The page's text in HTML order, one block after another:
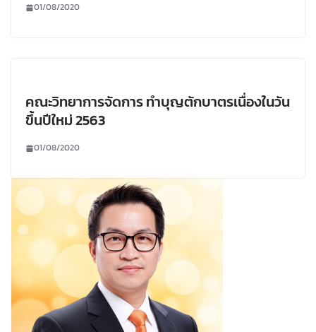
01/08/2020
คณะวิทยาการจัดการ ทำบุญตักบาตรเนื่องในวัน
ขึ้นปีใหม่ 2563
01/08/2020